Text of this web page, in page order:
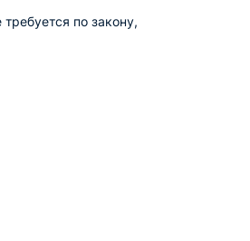
по закону,